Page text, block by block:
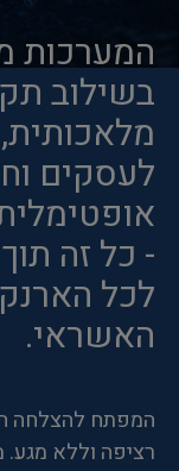
המערכות
בשילוב
לעסקים
- כל זה
לכל
האשראי.
המפתח להצלחה
רציפה וללא מגע.